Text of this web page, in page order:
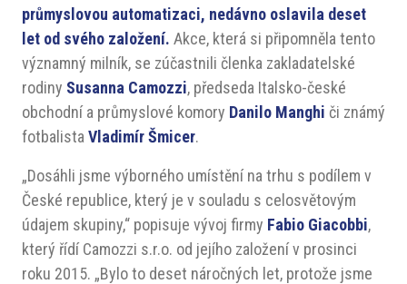
průmyslovou automatizaci, nedávno oslavila deset
let od svého založení. Akce, která si připomněla tento
významný milník, se zúčastnili členka zakladatelské
rodiny Susanna Camozzi, předseda Italsko-české
obchodní a průmyslové komory Danilo Manghi či známý
fotbalista Vladimír Šmicer.
„Dosáhli jsme výborného umístění na trhu s podílem v
České republice, který je v souladu s celosvětovým
údajem skupiny,“ popisuje vývoj firmy Fabio Giacobbi,
který řídí Camozzi s.r.o. od jejího založení v prosinci
roku 2015. „Bylo to deset náročných let, protože jsme